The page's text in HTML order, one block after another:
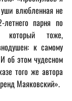
влюбленная не
парня по
который тоже,
к самому
об этом чудесном
того же автора
Маяковский».